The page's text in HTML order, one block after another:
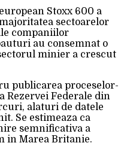
Stoxx 600 a
sectoarelor
companiilor
au consemnat o
minier a crescut
publicarea proceselor-
Rezervei Federale din
alaturi de datele
Se estimeaza ca
semnificativa a
in Marea Britanie.